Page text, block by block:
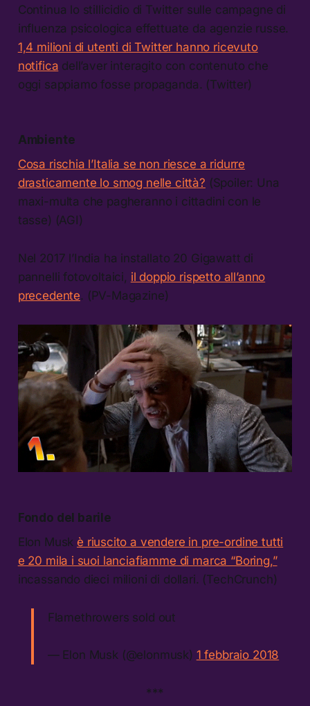
Continua lo stillicidio di Twitter sulle campagne di
influenza psicologica effettuate da agenzie russe.
1,4 milioni di utenti di Twitter hanno ricevuto
notifica dell’aver interagito con contenuto che
oggi sappiamo fosse propaganda. (Twitter)
Ambiente
Cosa rischia l’Italia se non riesce a ridurre
drasticamente lo smog nelle città? (Spoiler: Una
maxi-multa che pagheranno i cittadini con le
tasse) (AGI)
Nel 2017 l’India ha installato 20 Gigawatt di
pannelli fotovoltaici, il doppio rispetto all’anno
precedente. (PV-Magazine)
Fondo del barile
Elon Musk è riuscito a vendere in pre-ordine tutti
e 20 mila i suoi lanciafiamme di marca “Boring,”
incassando dieci milioni di dollari. (TechCrunch)
Flamethrowers sold out
— Elon Musk (@elonmusk) 1 febbraio 2018
***